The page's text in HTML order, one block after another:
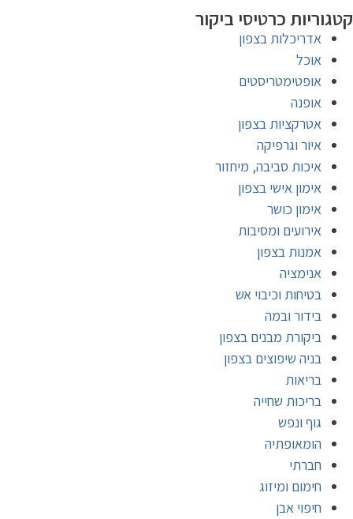
כרטיסי ביקור
אדריכלות בצפון
אוכל
אופטימטריסטים
אופנה
אטרקציות בצפון
איור וגרפיקה
איכות סביבה, מיחזור
אימון אישי בצפון
אימון כושר
אירועים ומסיבות
אמנות בצפון
אנימציה
בטיחות וכיבוי אש
בידור ובמה
ביקורת מבנים בצפון
בניה שיפוצים בצפון
בריאות
בריכות שחייה
גוף ונפש
הומאופתיה
חברתי
חימום ומיזוג
חיפוי אבן